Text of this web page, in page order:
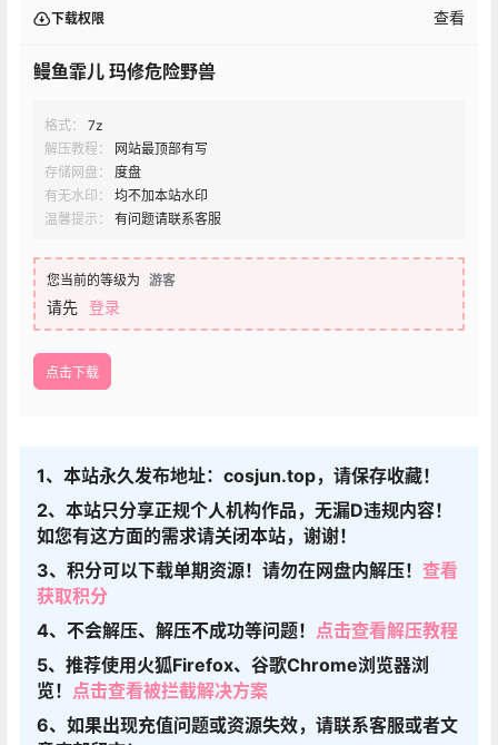
下载权限 查看
鳗鱼霏儿 玛修危险野兽
格式：
7z
解压教程：
网站最顶部有写
存储网盘：
度盘
有无水印：
均不加本站水印
温馨提示：
有问题请联系客服
您当前的等级为 游客
请先 登录
点击下载
1、本站永久发布地址：cosjun.top，请保存收藏！
2、本站只分享正规个人机构作品，无漏D违规内容！
如您有这方面的需求请关闭本站，谢谢！
3、积分可以下载单期资源！请勿在网盘内解压！ 查看
获取积分
4、不会解压、解压不成功等问题！ 点击查看解压教程
5、推荐使用火狐Firefox、谷歌Chrome浏览器浏
览！ 点击查看被拦截解决方案
6、如果出现充值问题或资源失效，请联系客服或者文